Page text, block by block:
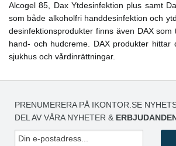
Alcogel 85, Dax Ytdesinfektion plus samt
som både alkoholfri handdesinfektion och
desinfektionsprodukter finns även DAX
hand- och hudcreme. DAX produkter hittar
sjukhus och vårdinrättningar.
PRENUMERERA PÅ IKONTOR.SE
DEL AV VÅRA NYHETER &